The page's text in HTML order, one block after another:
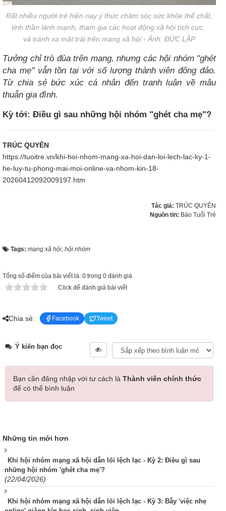
Rất nhiều người trẻ hiện nay ý thức chăm sóc sức khỏe thể chất,
tinh thần lành mạnh, tham gia các hoạt động xã hội tích cực,
và tránh xa mặt trái trên mạng xã hội - Ảnh: ĐỨC LẬP
Tưởng chỉ trò đùa trên mạng, nhưng các hội nhóm "ghét
cha mẹ" vẫn tồn tại với số lượng thành viên đông đảo.
Từ chia sẻ bức xúc cá nhân đến tranh luận về mâu
thuẫn gia đình.
Kỳ tới: Điều gì sau những hội nhóm "ghét cha mẹ"?
TRÚC QUYÊN
https://tuoitre.vn/khi-hoi-nhom-mang-xa-hoi-dan-loi-lech-lac-ky-1-
he-luy-tu-phong-mai-moi-online-va-nhom-kin-18-
20260412092009197.htm
Tác giả: TRÚC QUYÊN
Nguồn tin: Báo Tuổi Trẻ
Tags: mạng xã hội, hội nhóm
Tổng số điểm của bài viết là: 0 trong 0 đánh giá
Click để đánh giá bài viết
Chia sẻ: Facebook Tweet
Ý kiến bạn đọc
Bạn cần đăng nhập với tư cách là Thành viên chính thức
để có thể bình luận
Những tin mới hơn
Khi hội nhóm mạng xã hội dẫn lối lệch lạc - Kỳ 2: Điều gì sau
những hội nhóm 'ghét cha mẹ'?
(22/04/2026)
Khi hội nhóm mạng xã hội dẫn lối lệch lạc - Kỳ 3: Bẫy 'việc nhẹ